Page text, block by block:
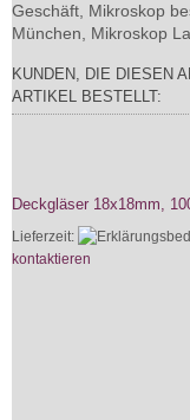
Geschäft, Mikroskop
München, Mikroskop
KUNDEN, DIE DIESEN
ARTIKEL BESTELLT:
Deckgläser 18x18mm,
Lieferzeit:
kontaktieren